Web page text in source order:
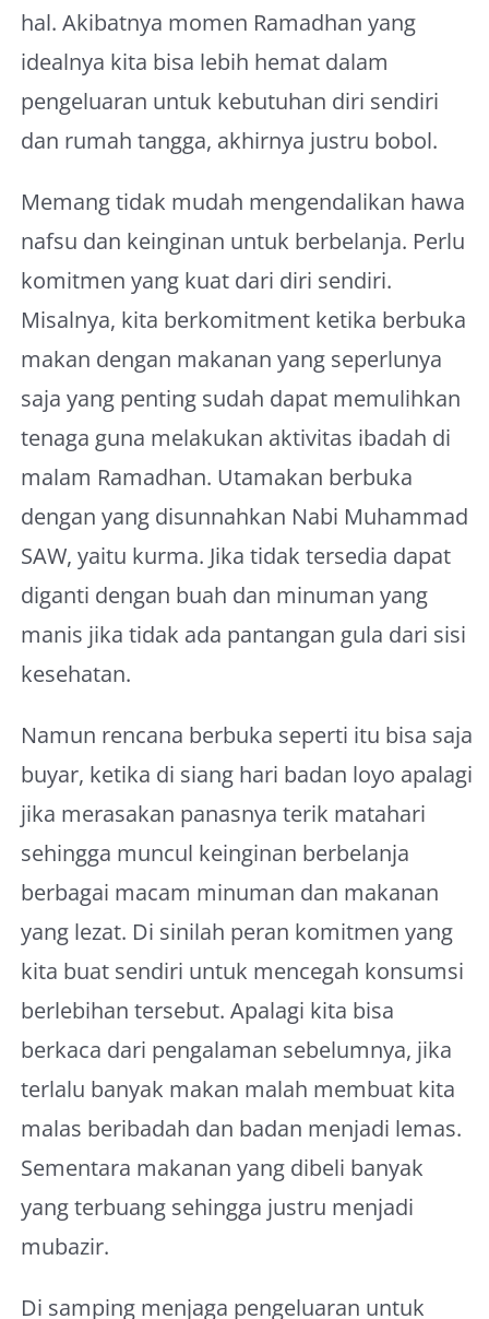
hal. Akibatnya momen Ramadhan yang
idealnya kita bisa lebih hemat dalam
pengeluaran untuk kebutuhan diri sendiri
dan rumah tangga, akhirnya justru bobol.
Memang tidak mudah mengendalikan hawa
nafsu dan keinginan untuk berbelanja. Perlu
komitmen yang kuat dari diri sendiri.
Misalnya, kita berkomitment ketika berbuka
makan dengan makanan yang seperlunya
saja yang penting sudah dapat memulihkan
tenaga guna melakukan aktivitas ibadah di
malam Ramadhan. Utamakan berbuka
dengan yang disunnahkan Nabi Muhammad
SAW, yaitu kurma. Jika tidak tersedia dapat
diganti dengan buah dan minuman yang
manis jika tidak ada pantangan gula dari sisi
kesehatan.
Namun rencana berbuka seperti itu bisa saja
buyar, ketika di siang hari badan loyo apalagi
jika merasakan panasnya terik matahari
sehingga muncul keinginan berbelanja
berbagai macam minuman dan makanan
yang lezat. Di sinilah peran komitmen yang
kita buat sendiri untuk mencegah konsumsi
berlebihan tersebut. Apalagi kita bisa
berkaca dari pengalaman sebelumnya, jika
terlalu banyak makan malah membuat kita
malas beribadah dan badan menjadi lemas.
Sementara makanan yang dibeli banyak
yang terbuang sehingga justru menjadi
mubazir.
Di samping menjaga pengeluaran untuk